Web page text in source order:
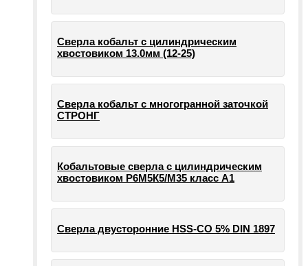
Сверла кобальт с цилиндрическим
хвостовиком 13.0мм (12-25)
Сверла кобальт с многогранной заточкой
СТРОНГ
Кобальтовые сверла с цилиндрическим
хвостовиком Р6М5К5/М35 класс А1
Сверла двусторонние HSS-CO 5% DIN 1897